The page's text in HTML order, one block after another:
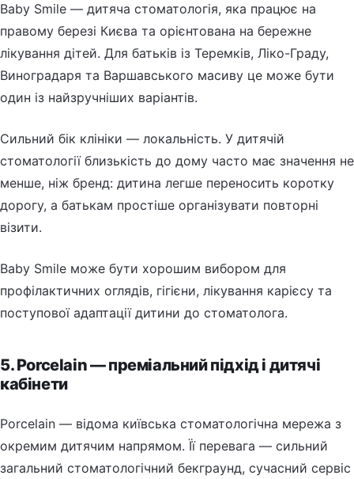
Baby Smile — дитяча стоматологія, яка працює на
правому березі Києва та орієнтована на бережне
лікування дітей. Для батьків із Теремків, Ліко-Граду,
Виноградаря та Варшавського масиву це може бути
один із найзручніших варіантів.
Сильний бік клініки — локальність. У дитячій
стоматології близькість до дому часто має значення не
менше, ніж бренд: дитина легше переносить коротку
дорогу, а батькам простіше організувати повторні
візити.
Baby Smile може бути хорошим вибором для
профілактичних оглядів, гігієни, лікування карієсу та
поступової адаптації дитини до стоматолога.
5. Porcelain — преміальний підхід і дитячі
кабінети
Porcelain — відома київська стоматологічна мережа з
окремим дитячим напрямом. Її перевага — сильний
загальний стоматологічний бекграунд, сучасний сервіс